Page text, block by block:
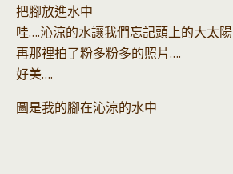
把腳放進水中
哇….沁涼的水讓我們忘記頭上的大太陽
再那裡拍了粉多粉多的照片….
好美….
圖是我的腳在沁涼的水中